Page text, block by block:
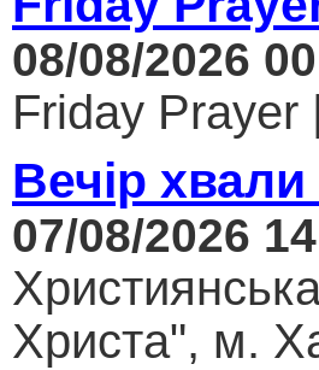
08/08/2026
Friday Prayer
Вечір
07/08/2026
Христа", м.